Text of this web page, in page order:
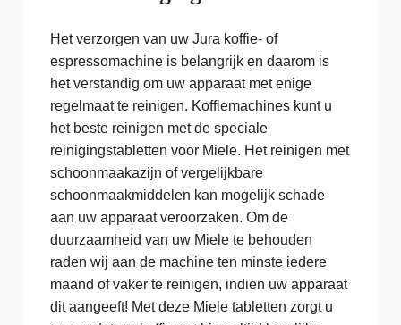
Het verzorgen van uw Jura koffie- of
espressomachine is belangrijk en daarom is
het verstandig om uw apparaat met enige
regelmaat te reinigen. Koffiemachines kunt u
het beste reinigen met de speciale
reinigingstabletten voor Miele. Het reinigen met
schoonmaakazijn of vergelijkbare
schoonmaakmiddelen kan mogelijk schade
aan uw apparaat veroorzaken. Om de
duurzaamheid van uw Miele te behouden
raden wij aan de machine ten minste iedere
maand of vaker te reinigen, indien uw apparaat
dit aangeeft! Met deze Miele tabletten zorgt u